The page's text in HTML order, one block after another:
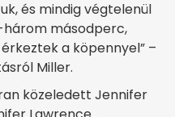
és mindig végtelenül
három másodperc,
a köpennyel” –
Miller.
közeledett Jennifer